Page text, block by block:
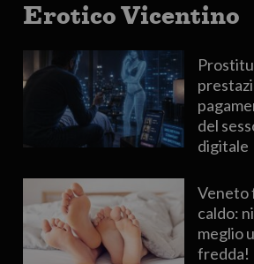
Erotico Vicentino
del
digitale
Veneto
caldo:
meglio
fredda!